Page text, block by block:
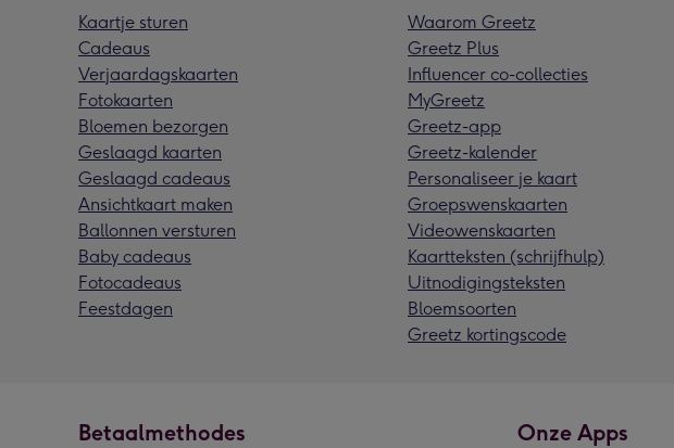
Kaartje sturen
Cadeaus
Verjaardagskaarten
Fotokaarten
Bloemen bezorgen
Geslaagd kaarten
Geslaagd cadeaus
Ansichtkaart maken
Ballonnen versturen
Baby cadeaus
Fotocadeaus
Feestdagen
Waarom Greetz
Greetz Plus
Influencer co-collecties
MyGreetz
Greetz-app
Greetz-kalender
Personaliseer je kaart
Groepswenskaarten
Videowenskaarten
Kaartteksten (schrijfhulp)
Uitnodigingsteksten
Bloemsoorten
Greetz kortingscode
Betaalmethodes Onze Apps